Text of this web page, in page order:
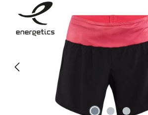
Bildergalerie überspringen